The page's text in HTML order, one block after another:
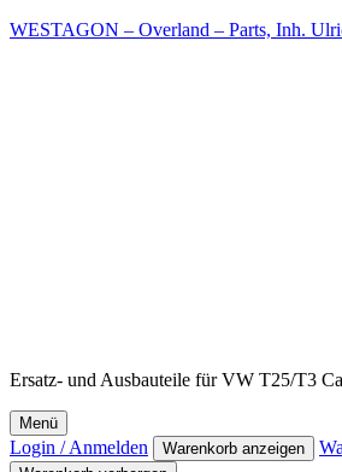
WESTAGON – Overland – Parts, Inh.
Ersatz- und Ausbauteile für VW T25/T3
Menü
Login / Anmelden Warenkorb anzeigen